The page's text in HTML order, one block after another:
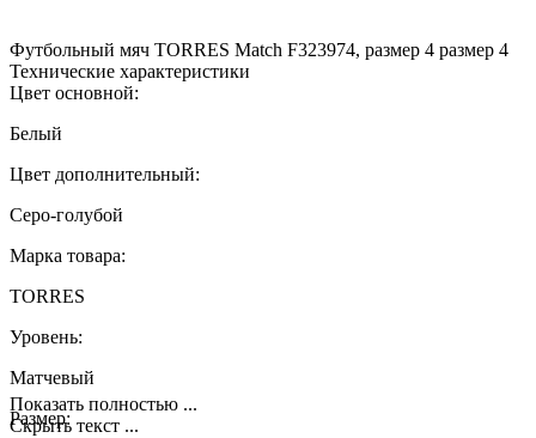
Футбольный мяч TORRES Match F323974, размер 4 размер 4
Технические характеристики
Цвет основной:
Белый
Цвет дополнительный:
Серо-голубой
Марка товара:
TORRES
Уровень:
Матчевый
Размер:
Показать полностью ...
Скрыть текст ...